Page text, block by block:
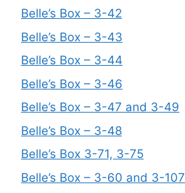
Belle’s Box – 3-42
Belle’s Box – 3-43
Belle’s Box – 3-44
Belle’s Box – 3-46
Belle’s Box – 3-47 and 3-49
Belle’s Box – 3-48
Belle’s Box 3-71, 3-75
Belle’s Box – 3-60 and 3-107